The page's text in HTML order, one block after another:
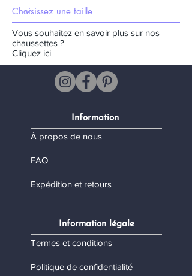
Vous souhaitez en savoir plus sur nos
chaussettes ?
Cliquez ici
Information
À propos de nous
FAQ
Expédition et retours
Information légale
Termes et conditions
Politique de confidentialité